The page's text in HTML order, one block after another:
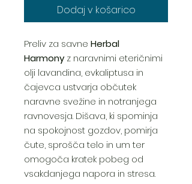
Dodaj v košarico
Preliv za savne Herbal
Harmonyz naravnimi eteričnimi
olji lavandina, evkaliptusa in
čajevca ustvarja občutek
naravne svežine in notranjega
ravnovesja. Dišava, ki spominja
na spokojnost gozdov, pomirja
čute, sprošča telo in um ter
omogoča kratek pobeg od
vsakdanjega napora in stresa.